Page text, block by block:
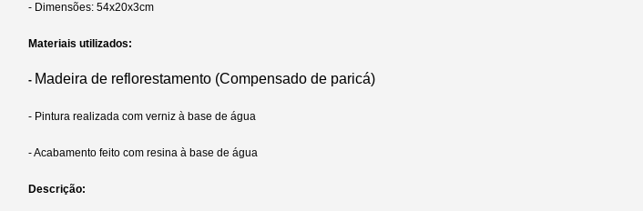
- Dimensões: 54x20x3cm
Materiais utilizados:
- Madeira de reflorestamento (Compensado de paricá)
- Pintura realizada com verniz à base de água
- Acabamento feito com resina à base de água
Descrição: